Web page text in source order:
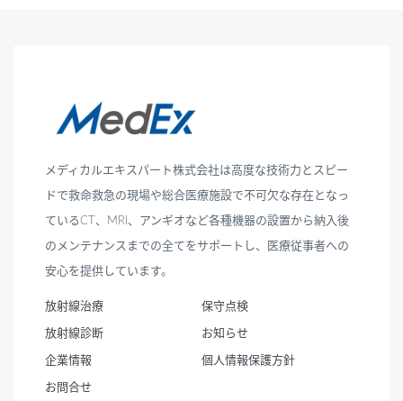
メディカルエキスパート株式会社は高度な技術力とスピー
ドで救命救急の現場や総合医療施設で不可欠な存在となっ
ているCT、MRI、アンギオなど各種機器の設置から納入後
のメンテナンスまでの全てをサポートし、医療従事者への
安心を提供しています。
放射線治療
放射線診断
企業情報
お問合せ
保守点検
お知らせ
個人情報保護方針